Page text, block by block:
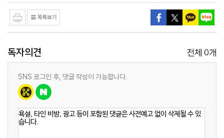
독자의견 전체 0개
SNS 로그인 후, 댓글 작성이 가능합니다.